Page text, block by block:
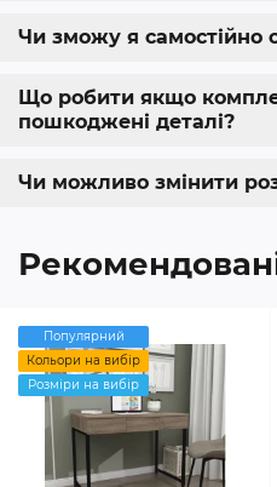
Чи зможу я самостійно
Що робити якщо
пошкоджені деталі?
Чи можливо змінити
Популярний
Кольори на вибір
Розміри на вибір